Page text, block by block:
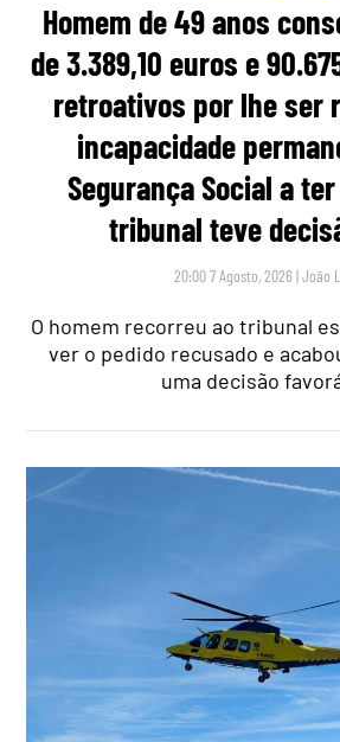
Homem de 49 anos
de 3.389,10 euros e
retroativos por lhe ser
incapacidade
Segurança Social a
tribunal teve
20:00 7 Agosto, 2026 |João
O homem recorreu ao tribunal
ver o pedido recusado e
uma decisão